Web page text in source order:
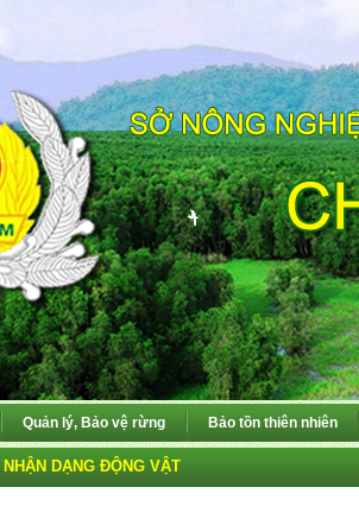
Quản lý, Bảo vệ rừng Bảo tồn thiên nhiên
NHẬN DẠNG ĐỘNG VẬT